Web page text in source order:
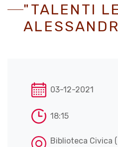
"TALENTI
03-12-2021
18:15
Biblioteca Civica